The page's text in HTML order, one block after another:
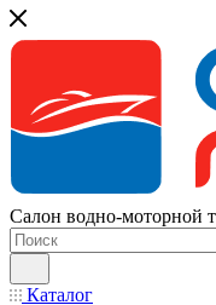
Салон водно-моторной
Каталог